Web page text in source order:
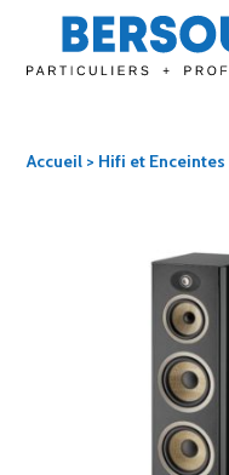
Accueil > Hifi et Enceintes